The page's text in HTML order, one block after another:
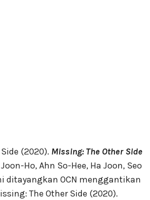
(2020). Missing: The Other Side
Ho, Ahn So-Hee, Ha Joon, Seo
ditayangkan OCN menggantikan
The Other Side (2020).